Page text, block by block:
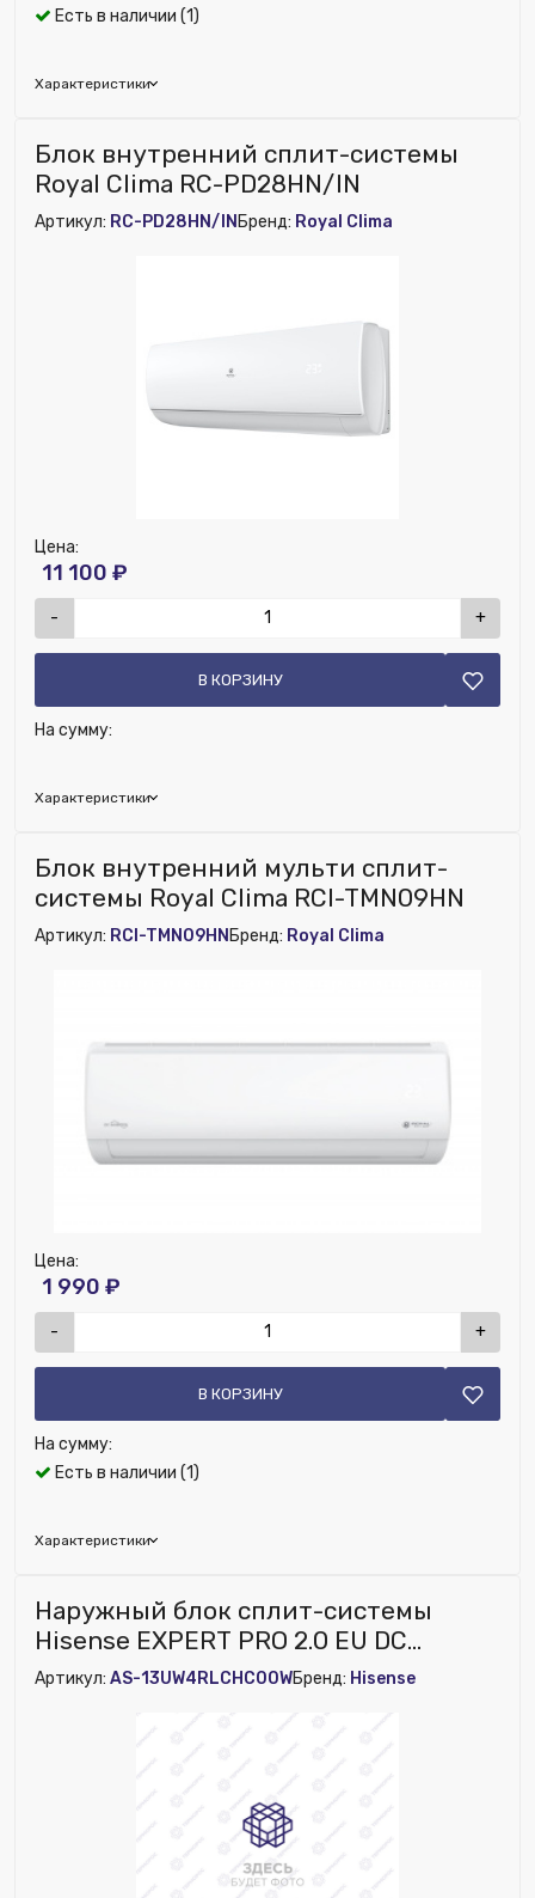
Есть в наличии (1)
Характеристики
Бренд:
Глубина (мм):
1030
Ширина (мм):
Высота (мм):380
Блок внутренний сплит-системы
Royal Clima RC-PD28HN/IN
Артикул: RC-PD28HN/IN Бренд: Royal Clima
Характеристики
Цена:
11 100 ₽
- +
В КОРЗИНУ
На сумму:
Бренд:
Глубина (мм):120
800
Высота (мм): 300
Блок внутренний мульти сплит-
системы Royal Clima RCI-TMN09HN
Артикул: RCI-TMN09HN Бренд: Royal Clima
Есть в наличии (1)
Характеристики
Цена:
1 990 ₽
- +
В КОРЗИНУ
На сумму:
Бренд:
Royal Clima
Глубина (мм):780
Высота (мм):360
Наружный блок сплит-системы
Hisense EXPERT PRO 2.0 EU DC
Inverter Wi-Fi AS-13UW4RLCHC00W
Артикул: AS-13UW4RLCHC00WБренд: Hisense